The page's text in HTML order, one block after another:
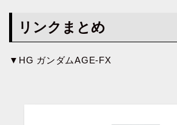
リンクまとめ
▼HG ガンダムAGE-FX